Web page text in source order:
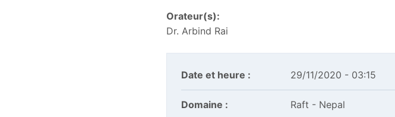
Orateur(s):
Dr. Arbind Rai
Date et heure : 29/11/2020 - 03:15
Domaine : Raft - Nepal